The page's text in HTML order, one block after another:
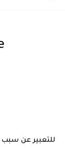
للتعبير عن سبب